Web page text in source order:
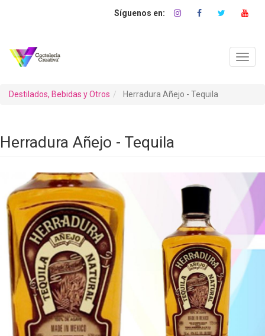
Destilados, Bebidas y Otros Herradura Añejo - Tequila
Herradura Añejo - Tequila